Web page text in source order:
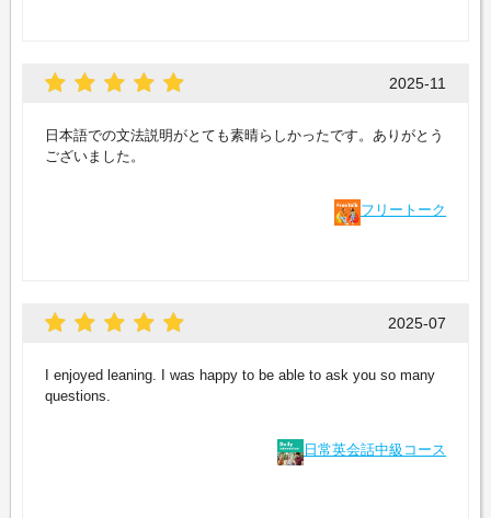
2025-11
日本語での文法説明がとても素晴らしかったです。ありがとう
ございました。
フリートーク
2025-07
I enjoyed leaning. I was happy to be able to ask you so many
questions.
日常英会話中級コース